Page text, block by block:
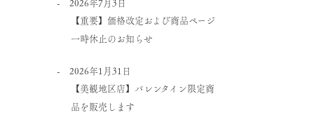
【重要】価格改定および商品ページ
一時休止のお知らせ
2026年1月31日
【美観地区店】バレンタイン限定商
品を販売します